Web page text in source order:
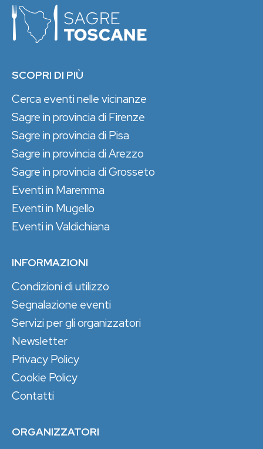
SCOPRI DI PIÙ
Cerca eventi nelle vicinanze
Sagre in provincia di Firenze
Sagre in provincia di Pisa
Sagre in provincia di Arezzo
Sagre in provincia di Grosseto
Eventi in Maremma
Eventi in Mugello
Eventi in Valdichiana
INFORMAZIONI
Condizioni di utilizzo
Segnalazione eventi
Servizi per gli organizzatori
Newsletter
Privacy Policy
Cookie Policy
Contatti
ORGANIZZATORI